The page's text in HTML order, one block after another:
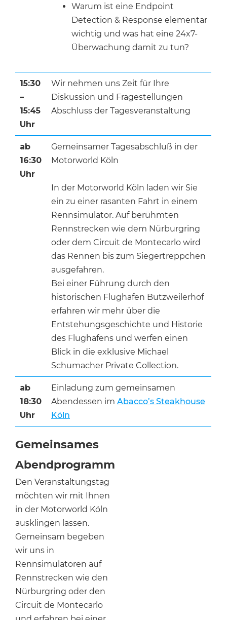
Warum ist eine Endpoint
Detection & Response elementar
wichtig und was hat eine 24x7-
Überwachung damit zu tun?
15:30
–
15:45
Uhr
Wir nehmen uns Zeit für Ihre
Diskussion und Fragestellungen
Abschluss der Tagesveranstaltung
ab
16:30
Uhr
Gemeinsamer Tagesabschluß in der
Motorworld Köln
In der Motorworld Köln laden wir Sie
ein zu einer rasanten Fahrt in einem
Rennsimulator. Auf berühmten
Rennstrecken wie dem Nürburgring
oder dem Circuit de Montecarlo wird
das Rennen bis zum Siegertreppchen
ausgefahren.
Bei einer Führung durch den
historischen Flughafen Butzweilerhof
erfahren wir mehr über die
Entstehungsgeschichte und Historie
des Flughafens und werfen einen
Blick in die exklusive Michael
Schumacher Private Collection.
ab
18:30
Uhr
Einladung zum gemeinsamen
Abendessen im Abacco’s Steakhouse
Köln
Gemeinsames
Abendprogramm
Den Veranstaltungstag
möchten wir mit Ihnen
in der Motorworld Köln
ausklingen lassen.
Gemeinsam begeben
wir uns in
Rennsimulatoren auf
Rennstrecken wie den
Nürburgring oder den
Circuit de Montecarlo